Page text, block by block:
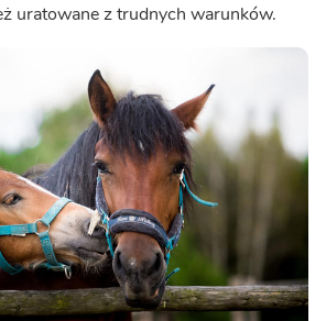
uratowane z trudnych warunków.